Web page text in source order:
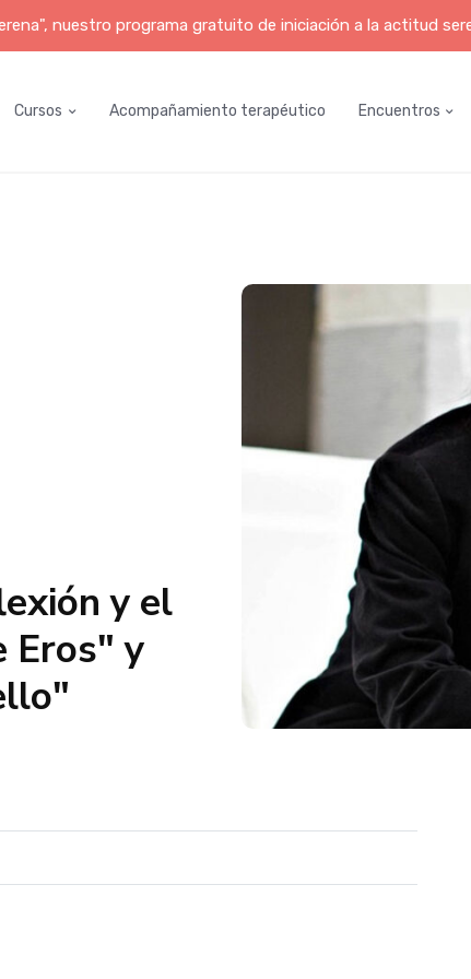
nuestro programa gratuito de iniciación a la actitud
Cursos Acompañamiento terapéutico Encuentros
y el
Eros" y